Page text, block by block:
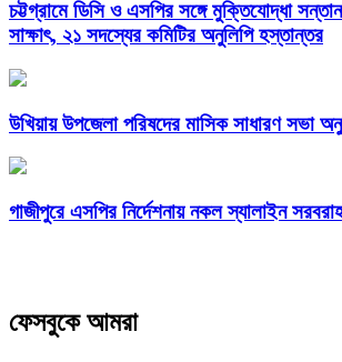
চট্টগ্রামে ডিসি ও এসপির সঙ্গে মুক্তিযোদ্ধা
সাক্ষাৎ, ২১ সদস্যের কমিটির অনুলিপি হস্তান্তর
উখিয়ায় উপজেলা পরিষদের মাসিক সাধারণ সভা
গাজীপুরে এসপির নির্দেশনায় নকল স্যালাইন
ফেসবুকে আমরা